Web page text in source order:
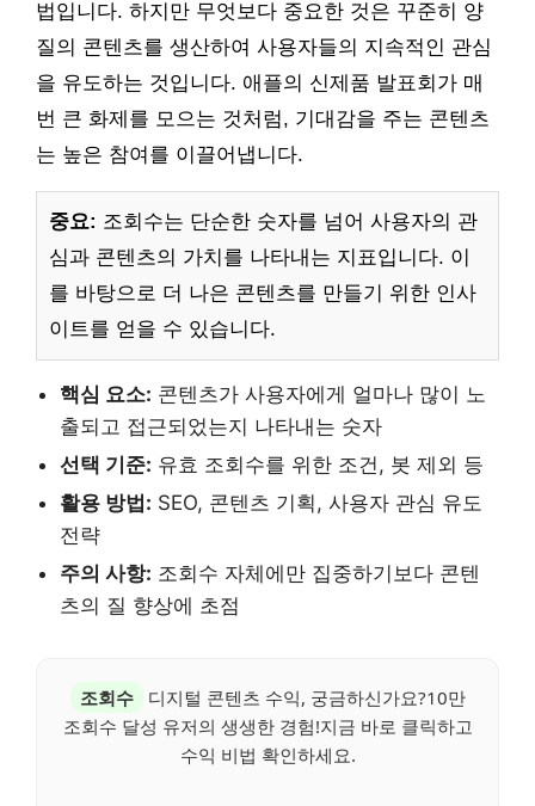
법입니다. 하지만 무엇보다 중요한 것은 꾸준히 양
질의 콘텐츠를 생산하여 사용자들의 지속적인 관심
을 유도하는 것입니다. 애플의 신제품 발표회가 매
번 큰 화제를 모으는 것처럼, 기대감을 주는 콘텐츠
는 높은 참여를 이끌어냅니다.
중요: 조회수는 단순한 숫자를 넘어 사용자의 관
심과 콘텐츠의 가치를 나타내는 지표입니다. 이
를 바탕으로 더 나은 콘텐츠를 만들기 위한 인사
이트를 얻을 수 있습니다.
핵심 요소: 콘텐츠가 사용자에게 얼마나 많이 노
출되고 접근되었는지 나타내는 숫자
선택 기준: 유효 조회수를 위한 조건, 봇 제외 등
활용 방법: SEO, 콘텐츠 기획, 사용자 관심 유도
전략
주의 사항: 조회수 자체에만 집중하기보다 콘텐
츠의 질 향상에 초점
조회수
디지털 콘텐츠 수익, 궁금하신가요?10만
조회수 달성 유저의 생생한 경험!지금 바로 클릭하고
수익 비법 확인하세요.